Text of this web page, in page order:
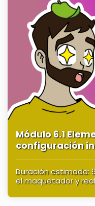
Módulo 6.1
configuración
Duración estimada:
el maquetador y